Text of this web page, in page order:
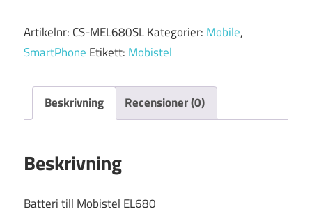
Artikelnr: CS-MEL680SLKategorier: Mobile,
SmartPhone Etikett: Mobistel
Beskrivning Recensioner (0)
Beskrivning
Batteri till Mobistel EL680